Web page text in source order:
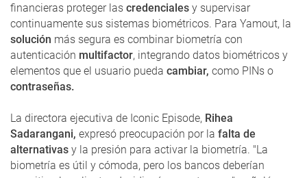
financieras proteger las credenciales y supervisar
continuamente sus sistemas biométricos. Para Yamout, la
solución más segura es combinar biometría con
autenticación multifactor, integrando datos biométricos y
elementos que el usuario pueda cambiar, como PINs o
contraseñas.
La directora ejecutiva de Iconic Episode, Rihea
Sadarangani, expresó preocupación por la falta de
alternativas y la presión para activar la biometría. "La
biometría es útil y cómoda, pero los bancos deberían